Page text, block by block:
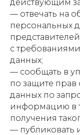
действующим
— отвечать на
персональных
с
данных;
— сообщать в
по защите прав
данных по
информацию в
получения
— публиковать